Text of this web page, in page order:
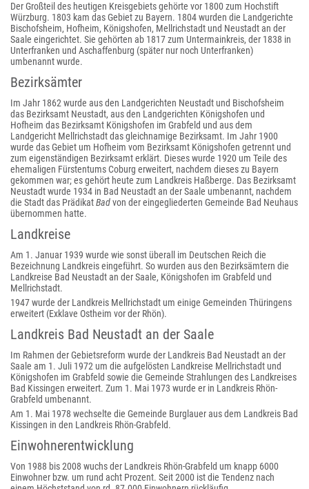
Der Großteil des heutigen Kreisgebiets gehörte vor 1800 zum Hochstift
Würzburg. 1803 kam das Gebiet zu Bayern. 1804 wurden die Landgerichte
Bischofsheim, Hofheim, Königshofen, Mellrichstadt und Neustadt an der
Saale eingerichtet. Sie gehörten ab 1817 zum Untermainkreis, der 1838 in
Unterfranken und Aschaffenburg (später nur noch Unterfranken)
umbenannt wurde.
Bezirksämter
Im Jahr 1862 wurde aus den Landgerichten Neustadt und Bischofsheim
das Bezirksamt Neustadt, aus den Landgerichten Königshofen und
Hofheim das Bezirksamt Königshofen im Grabfeld und aus dem
Landgericht Mellrichstadt das gleichnamige Bezirksamt. Im Jahr 1900
wurde das Gebiet um Hofheim vom Bezirksamt Königshofen getrennt und
zum eigenständigen Bezirksamt erklärt. Dieses wurde 1920 um Teile des
ehemaligen Fürstentums Coburg erweitert, nachdem dieses zu Bayern
gekommen war; es gehört heute zum Landkreis Haßberge. Das Bezirksamt
Neustadt wurde 1934 in Bad Neustadt an der Saale umbenannt, nachdem
die Stadt das PrädikatBadvon der eingegliederten Gemeinde Bad Neuhaus
übernommen hatte.
Landkreise
Am 1. Januar 1939 wurde wie sonst überall im Deutschen Reich die
Bezeichnung Landkreis eingeführt. So wurden aus den Bezirksämtern die
Landkreise Bad Neustadt an der Saale, Königshofen im Grabfeld und
Mellrichstadt.
1947 wurde der Landkreis Mellrichstadt um einige Gemeinden Thüringens
erweitert (Exklave Ostheim vor der Rhön).
Landkreis Bad Neustadt an der Saale
Im Rahmen der Gebietsreform wurde der Landkreis Bad Neustadt an der
Saale am 1. Juli 1972 um die aufgelösten Landkreise Mellrichstadt und
Königshofen im Grabfeld sowie die Gemeinde Strahlungen des Landkreises
Bad Kissingen erweitert. Zum 1. Mai 1973 wurde er in Landkreis Rhön-
Grabfeld umbenannt.
Am 1. Mai 1978 wechselte die Gemeinde Burglauer aus dem Landkreis Bad
Kissingen in den Landkreis Rhön-Grabfeld.
Einwohnerentwicklung
Von 1988 bis 2008 wuchs der Landkreis Rhön-Grabfeld um knapp 6000
Einwohner bzw. um rund acht Prozent. Seit 2000 ist die Tendenz nach